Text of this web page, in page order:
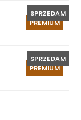
PREMIUM
SPRZEDAM
PREMIUM
SPRZEDAM